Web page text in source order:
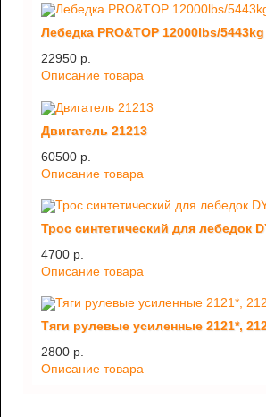
Лебедка PRO&TOP 12000lbs/
22950 p.
Описание товара
Двигатель 21213
60500 p.
Описание товара
Трос синтетический для лебедок
4700 p.
Описание товара
Тяги рулевые усиленные 2121*,
2800 p.
Описание товара